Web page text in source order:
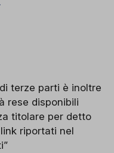
terze parti è inoltre
rese disponibili
titolare per detto
riportati nel